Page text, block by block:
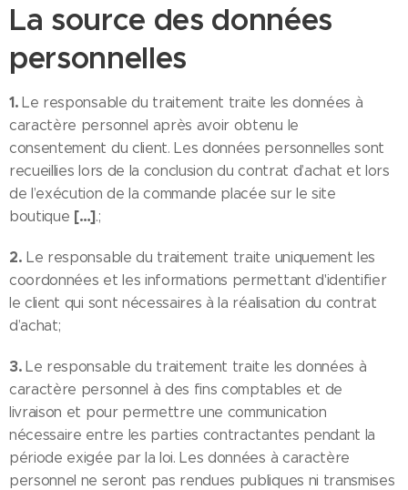
La source des données
personnelles
1.Le responsable du traitement traite les données à
caractère personnel après avoir obtenu le
consentement du client. Les données personnelles sont
recueillies lors de la conclusion du contrat d’achat et lors
de l’exécution de la commande placée sur le site
boutique […].;
2. Le responsable du traitement traite uniquement les
coordonnées et les informations permettant d'identifier
le client qui sont nécessaires à la réalisation du contrat
d’achat;
3.Le responsable du traitement traite les données à
caractère personnel à des fins comptables et de
livraison et pour permettre une communication
nécessaire entre les parties contractantes pendant la
période exigée par la loi. Les données à caractère
personnel ne seront pas rendues publiques ni transmises